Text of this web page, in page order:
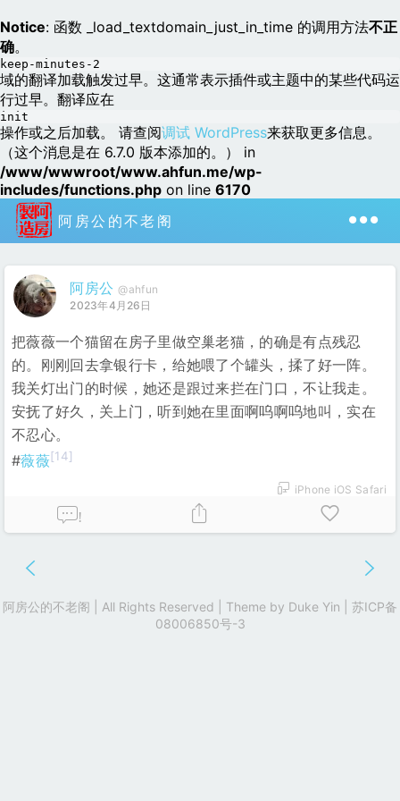
Notice: 函数 _load_textdomain_just_in_time 的调用方法不正
确。
keep-minutes-2
域的翻译加载触发过早。这通常表示插件或主题中的某些代码运
行过早。翻译应在
init
操作或之后加载。 请查阅调试 WordPress来获取更多信息。
（这个消息是在 6.7.0 版本添加的。） in
/www/wwwroot/www.ahfun.me/wp-
includes/functions.php on line 6170
阿房公的不老阁
阿房公 @ahfun
2023年4月26日
把薇薇一个猫留在房子里做空巢老猫，的确是有点残忍
的。刚刚回去拿银行卡，给她喂了个罐头，揉了好一阵。
我关灯出门的时候，她还是跟过来拦在门口，不让我走。
安抚了好久，关上门，听到她在里面啊呜啊呜地叫，实在
不忍心。
#薇薇[14]
iPhone iOS Safari
!
阿房公的不老阁 | All Rights Reserved | Theme by Duke Yin
苏ICP备
08006850号-3